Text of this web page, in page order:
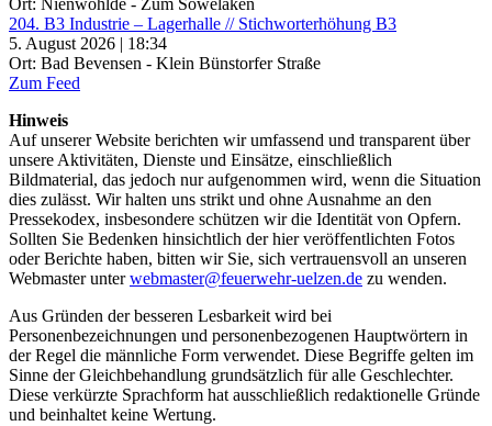
Ort: Nienwohlde - Zum Sowelaken
204. B3 Industrie – Lagerhalle // Stichworterhöhung B3
5. August 2026 | 18:34
Ort: Bad Bevensen - Klein Bünstorfer Straße
Zum Feed
Hinweis
Auf unserer Website berichten wir umfassend und transparent über
unsere Aktivitäten, Dienste und Einsätze, einschließlich
Bildmaterial, das jedoch nur aufgenommen wird, wenn die Situation
dies zulässt. Wir halten uns strikt und ohne Ausnahme an den
Pressekodex, insbesondere schützen wir die Identität von Opfern.
Sollten Sie Bedenken hinsichtlich der hier veröffentlichten Fotos
oder Berichte haben, bitten wir Sie, sich vertrauensvoll an unseren
Webmaster unterwebmaster@feuerwehr-uelzen.de zu wenden.
Aus Gründen der besseren Lesbarkeit wird bei
Personenbezeichnungen und personenbezogenen Hauptwörtern in
der Regel die männliche Form verwendet. Diese Begriffe gelten im
Sinne der Gleichbehandlung grundsätzlich für alle Geschlechter.
Diese verkürzte Sprachform hat ausschließlich redaktionelle Gründe
und beinhaltet keine Wertung.